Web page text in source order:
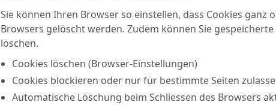
Sie können Ihren Browser so einstellen, dass Cookies ganz
Browsers gelöscht werden. Zudem können Sie
löschen.
Cookies löschen (Browser-Einstellungen)
Cookies blockieren oder nur für bestimmte Seiten
Automatische Löschung beim Schliessen des Browsers